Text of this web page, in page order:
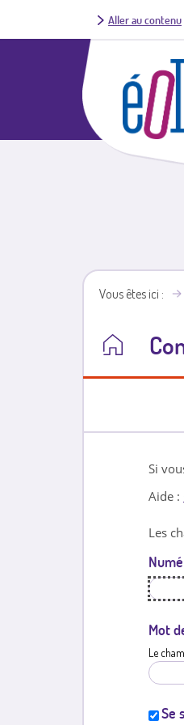
Aller au contenu
Vous êtes ici
Si
Aide :
Les
Mot
Le
Se